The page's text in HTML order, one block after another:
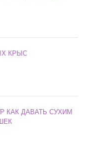
КРЫС
КАК ДАВАТЬ СУХИМ